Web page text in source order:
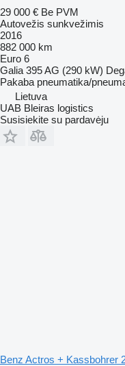
29 000 € Be PVM
Autovežis sunkvežimis
2016
882 000 km
Euro 6
Galia 395 AG (290 kW)
Pakaba pneumatika/
Lietuva
UAB Bleiras logistics
Susisiekite su pardavėju
Benz Actros + Kassbohrer